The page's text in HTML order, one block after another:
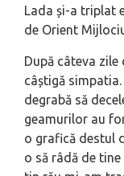
Lada și-a triplat
de Orient
După câteva zile
câștigă
degrabă să
geamurilor au
o grafică destul
o să râdă de tine